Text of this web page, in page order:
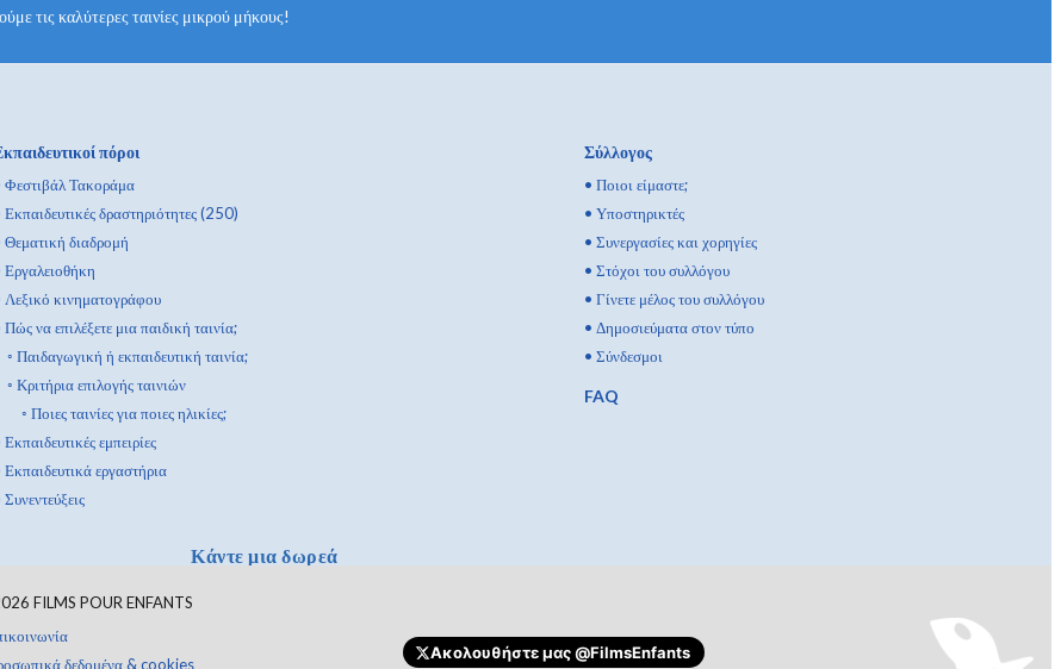
Κάντε μια δωρεά
τις καλύτερες ταινίες μικρού μήκους!
πόροι
Φεστιβάλ Τακοράμα
Εκπαιδευτικές δραστηριότητες (250)
Θεματική διαδρομή
Εργαλειοθήκη
Λεξικό κινηματογράφου
Πώς να επιλέξετε μια παιδική ταινία;
◦ Παιδαγωγική ή εκπαιδευτική ταινία;
◦ Κριτήρια επιλογής ταινιών
◦ Ποιες ταινίες για ποιες ηλικίες;
Εκπαιδευτικές εμπειρίες
Εκπαιδευτικά εργαστήρια
Συνεντεύξεις
Σύλλογος
• Ποιοι είμαστε;
• Υποστηρικτές
• Συνεργασίες και χορηγίες
• Στόχοι του συλλόγου
• Γίνετε μέλος του συλλόγου
• Δημοσιεύματα στον τύπο
• Σύνδεσμοι
FAQ
FILMS POUR ENFANTS
δεδομένα & cookies
Ακολουθήστε μας@FilmsEnfants